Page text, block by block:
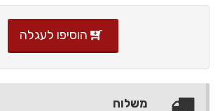
הוסיפו לעגלה
משלוח